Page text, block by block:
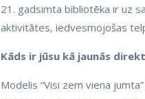
21. gadsimta bibliotēka ir uz
aktivitātes, iedvesmojošas
Kāds ir jūsu kā jaunās
Modelis “Visi zem viena